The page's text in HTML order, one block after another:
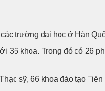
trường đại học ở Hàn
36 khoa. Trong đó có 26
sỹ, 66 khoa đào tạo